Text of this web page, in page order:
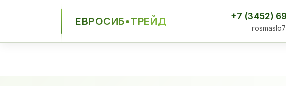
ЕВРОСИБ•ТРЕЙД +7 (3452)